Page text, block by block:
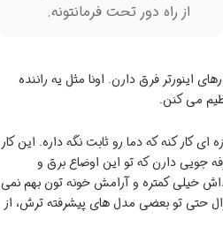
از راه دور تحت فرمانتونه.
اینورتر فرق دارن. اونا مثل یه راننده
می کنن.
کار کنه که دما رو ثابت نگه داره. این کار
مصرف برق تا حد چشمگیری پایین بیاد (بعضی مدل ها تا 60% صرفه جویی دارن که تو این اوضاع برق و
خیلی کمتره و آرامش خونه تون بهم نمی
حتی تو بعضی مدل های پیشرفته ترش، از